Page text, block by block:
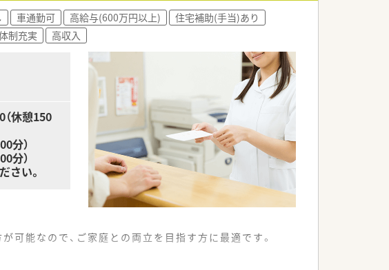
上に向けて新しいアイデアを出し合っています。
を活かして患者様から厚い信頼を得て活躍していま
成長を楽しみながら仕事に取り組む方が活躍中です。
車通勤可 高給与(600万円以上)
住宅補助(手当)あり
制充実 高収入
休憩150
分）
分）
さい。
可能なので、ご家庭との両立を目指す方に最適です。